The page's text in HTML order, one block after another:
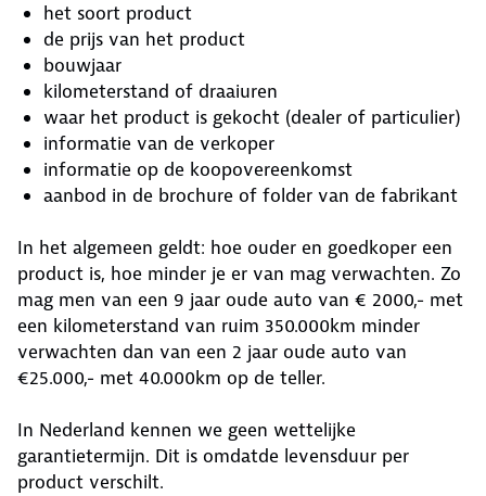
het soort product
de prijs van het product
bouwjaar
kilometerstand of draaiuren
waar het product is gekocht (dealer of particulier)
informatie van de verkoper
informatie op de koopovereenkomst
aanbod in de brochure of folder van de fabrikant
In het algemeen geldt: hoe ouder en goedkoper een
product is, hoe minder je er van mag verwachten. Zo
mag men van een 9 jaar oude auto van € 2000,- met
een kilometerstand van ruim 350.000km minder
verwachten dan van een 2 jaar oude auto van
€25.000,- met 40.000km op de teller.
In Nederland kennen we geen wettelijke
garantietermijn. Dit is omdatde levensduur per
product verschilt.